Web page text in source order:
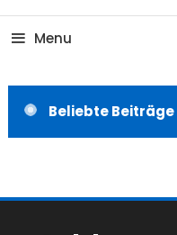
Menu
Beliebte Beiträge